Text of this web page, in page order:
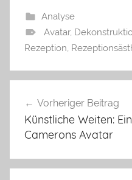
Analyse
Avatar,
Rezeption
Vorheriger Beitrag
Künstliche Weiten:
Camerons Avatar